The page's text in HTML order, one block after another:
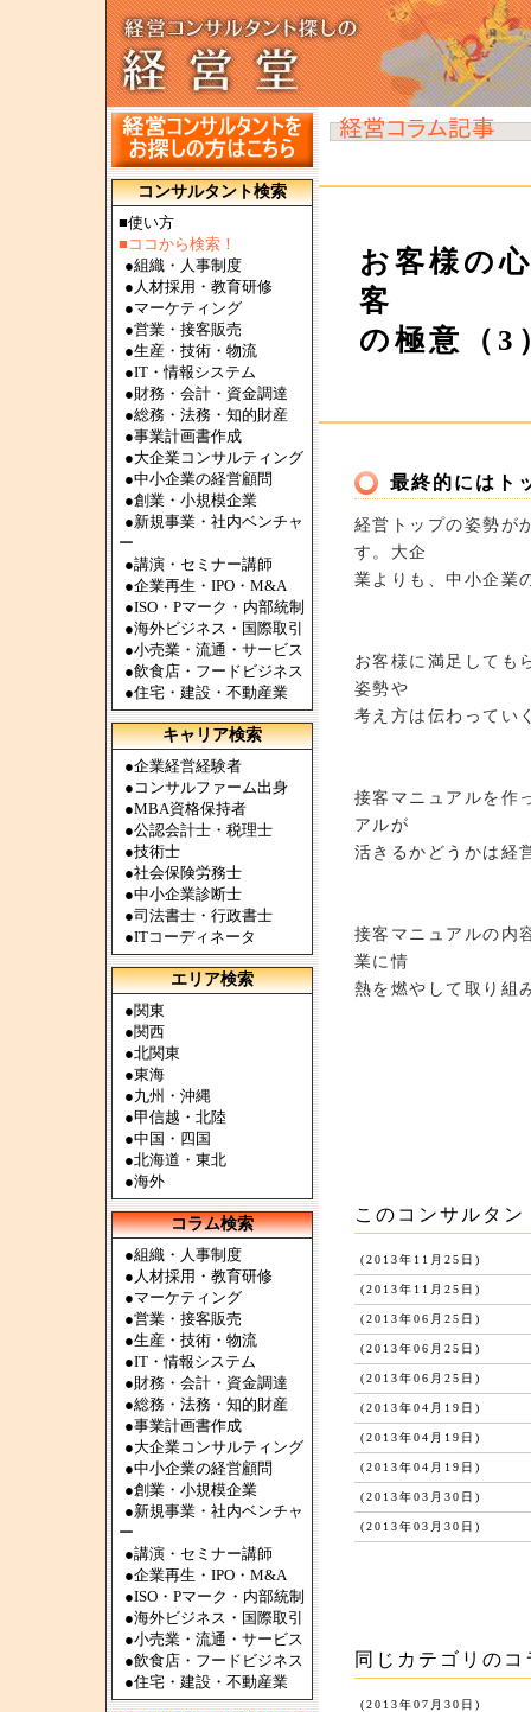
コンサルタント検索
■使い方
■ココから検索！
●組織・人事制度
● 人材採用・教育研修
●マーケティング
●営業・接客販売
●生産・技術・物流
●IT・情報システム
●財務・会計・資金調達
●総務・法務・知的財産
●事業計画書作成
●大企業コンサルティング
●中小企業の経営顧問
●創業・小規模企業
●新規事業・社内ベンチャ
ー
●講演・セミナー講師
●企業再生・IPO・M&A
●ISO・Pマーク・内部統制
●海外ビジネス・国際取引
●小売業・流通・サービス
●飲食店・フードビジネス
●住宅・建設・不動産業
キャリア検索
●企業経営経験者
● コンサルファーム出身
●MBA資格保持者
●公認会計士・税理士
●技術士
●社会保険労務士
●中小企業診断士
●司法書士・行政書士
●ITコーディネータ
エリア検索
●関東
●関西
●北関東
●東海
●九州・沖縄
●甲信越・北陸
●中国・四国
●北海道・東北
●海外
コラム検索
●組織・人事制度
●人材採用・教育研修
●マーケティング
●営業・接客販売
●生産・技術・物流
●IT・情報システム
●財務・会計・資金調達
●総務・法務・知的財産
●事業計画書作成
●大企業コンサルティング
●中小企業の経営顧問
●創業・小規模企業
●新規事業・社内ベンチャ
ー
●講演・セミナー講師
●企業再生・IPO・M&A
●ISO・Pマーク・内部統制
●海外ビジネス・国際取引
●小売業・流通・サービス
●飲食店・フードビジネス
●住宅・建設・不動産業
お客様の
客
の極意（3
最終的にはト
経営トップの姿勢が
す。大企
業よりも、中小企業
お客様に満足しても
姿勢や
考え方は伝わってい
接客マニュアルを作
アルが
活きるかどうかは経
接客マニュアルの内
業に情
熱を燃やして取り組
このコンサルタ
(2013年11月25日)
(2013年11月25日)
(2013年06月25日)
(2013年06月25日)
(2013年06月25日)
(2013年04月19日)
(2013年04月19日)
(2013年04月19日)
(2013年03月30日)
(2013年03月30日)
同じカテゴリのコ
(2013年07月30日)